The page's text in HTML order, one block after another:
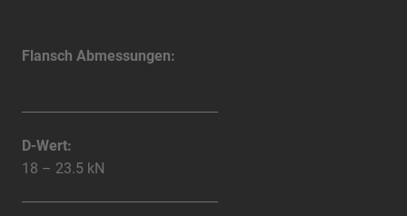
Flansch Abmessungen:
D-Wert:
18 – 23.5 kN